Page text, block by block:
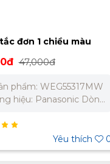
đơn 1 chiều màu
kim Panasonic
47,000đ
phẩm: WEG55317MW
hiệu: Panasonic Dòng
1 chiều Điện áp định
250VAC Dòng điện định
Tiêu chuẩn: JIS Nhật
Yêu thích